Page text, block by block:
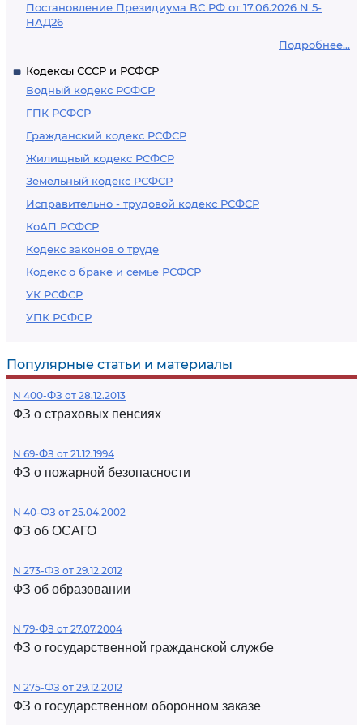
Постановление Президиума ВС РФ от 17.06.2026 N 5-
НАД26
Подробнее...
Кодексы СССР и РСФСР
Водный кодекс РСФСР
ГПК РСФСР
Гражданский кодекс РСФСР
Жилищный кодекс РСФСР
Земельный кодекс РСФСР
Исправительно - трудовой кодекс РСФСР
КоАП РСФСР
Кодекс законов о труде
Кодекс о браке и семье РСФСР
УК РСФСР
УПК РСФСР
Популярные статьи и материалы
N 400-ФЗ от 28.12.2013
ФЗ о страховых пенсиях
N 69-ФЗ от 21.12.1994
ФЗ о пожарной безопасности
N 40-ФЗ от 25.04.2002
ФЗ об ОСАГО
N 273-ФЗ от 29.12.2012
ФЗ об образовании
N 79-ФЗ от 27.07.2004
ФЗ о государственной гражданской службе
N 275-ФЗ от 29.12.2012
ФЗ о государственном оборонном заказе